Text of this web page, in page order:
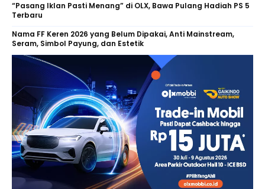
“Pasang Iklan Pasti Menang” di OLX, Bawa Pulang Hadiah PS 5
Terbaru
Nama FF Keren 2026 yang Belum Dipakai, Anti Mainstream,
Seram, Simbol Payung, dan Estetik